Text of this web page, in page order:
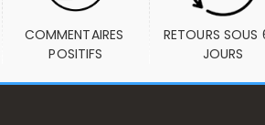
COMMENTAIRES
POSITIFS
RETOURS SOUS
JOURS